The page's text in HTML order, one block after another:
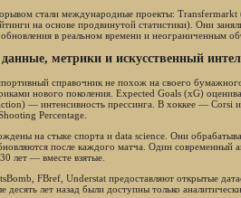
стали международные проекты: Transfermarkt
на основе продвинутой статистики). Они
в реальном времени и неограниченным
метрики и искусственный
справочник не похож на своего
нового поколения. Expected Goals (xG)
— интенсивность прессинга. В хоккее — Corsi
Percentage.
на стыке спорта и data science. Они
после каждого матча. Один современный
лет — вместе взятые.
FBref, Understat предоставляют открытые
десять лет назад были доступны только